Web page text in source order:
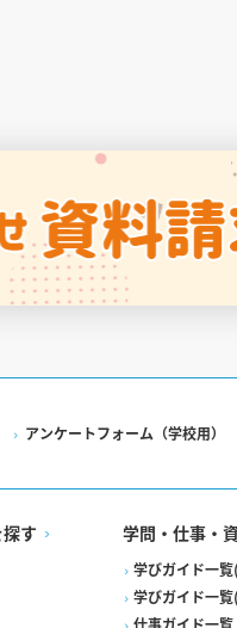
アンケートフォーム（学校用）
す
学問・仕事・
学びガイド一
学びガイド一